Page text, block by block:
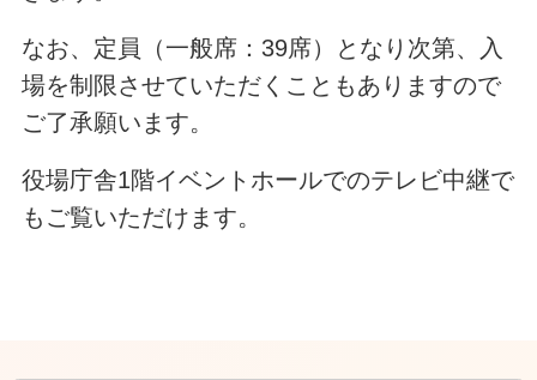
なお、定員（一般席：39席）となり次第、入
場を制限させていただくこともありますので
ご了承願います。
役場庁舎1階イベントホールでのテレビ中継で
もご覧いただけます。